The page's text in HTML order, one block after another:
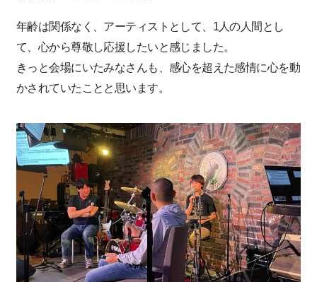
年齢は関係なく、アーティストとして、1人の人間とし
て、心から尊敬し応援したいと感じました。
きっと会場にいたみなさんも、感心を超えた感情に心を動
かされていたことと思います。